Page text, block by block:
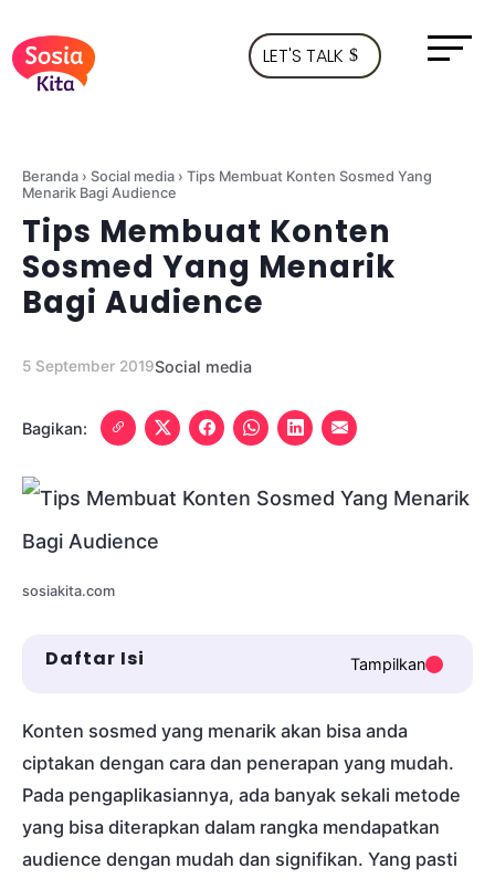
LET'S TALK
Beranda › Social media › Tips Membuat Konten Sosmed Yang
Menarik Bagi Audience
Tips Membuat Konten
Sosmed Yang Menarik
Bagi Audience
5 September 2019Social media
Bagikan:
sosiakita.com
Daftar Isi Tampilkan
Konten sosmed yang menarik akan bisa anda
ciptakan dengan cara dan penerapan yang mudah.
Pada pengaplikasiannya, ada banyak sekali metode
yang bisa diterapkan dalam rangka mendapatkan
audience dengan mudah dan signifikan. Yang pasti